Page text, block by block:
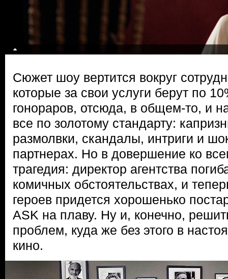
Сюжет шоу вертится вокруг
которые за свои услуги берут по
гонораров, отсюда, в общем-то, и
все по золотому стандарту:
размолвки, скандалы, интриги и
партнерах. Но в довершение ко
трагедия: директор агентства
комичных обстоятельствах, и
героев придется хорошенько
ASK на плаву. Ну и, конечно,
проблем, куда же без этого в
кино.